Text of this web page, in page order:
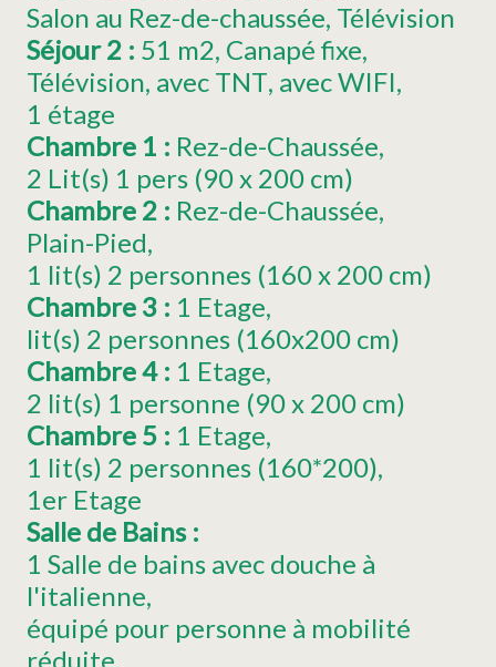
Salon au Rez-de-chaussée Télévision
Séjour 2 : 51 m2 Canapé fixe
Télévision avec TNT avec WIFI
1 étage
Chambre 1 : Rez-de-Chaussée
2 Lit(s) 1 pers (90 x 200 cm)
Chambre 2 : Rez-de-Chaussée
Plain-Pied
1 lit(s) 2 personnes (160 x 200 cm)
Chambre 3 : 1 Etage
lit(s) 2 personnes (160x200 cm)
Chambre 4 : 1 Etage
2 lit(s) 1 personne (90 x 200 cm)
Chambre 5 : 1 Etage
1 lit(s) 2 personnes (160*200)
1er Etage
Salle de Bains :
1 Salle de bains avec douche à
l'italienne
équipé pour personne à mobilité
réduite